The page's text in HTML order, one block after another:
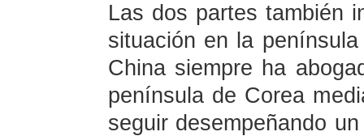
Las dos partes también
situación en la
China siempre ha
península de Corea
seguir desempeñando